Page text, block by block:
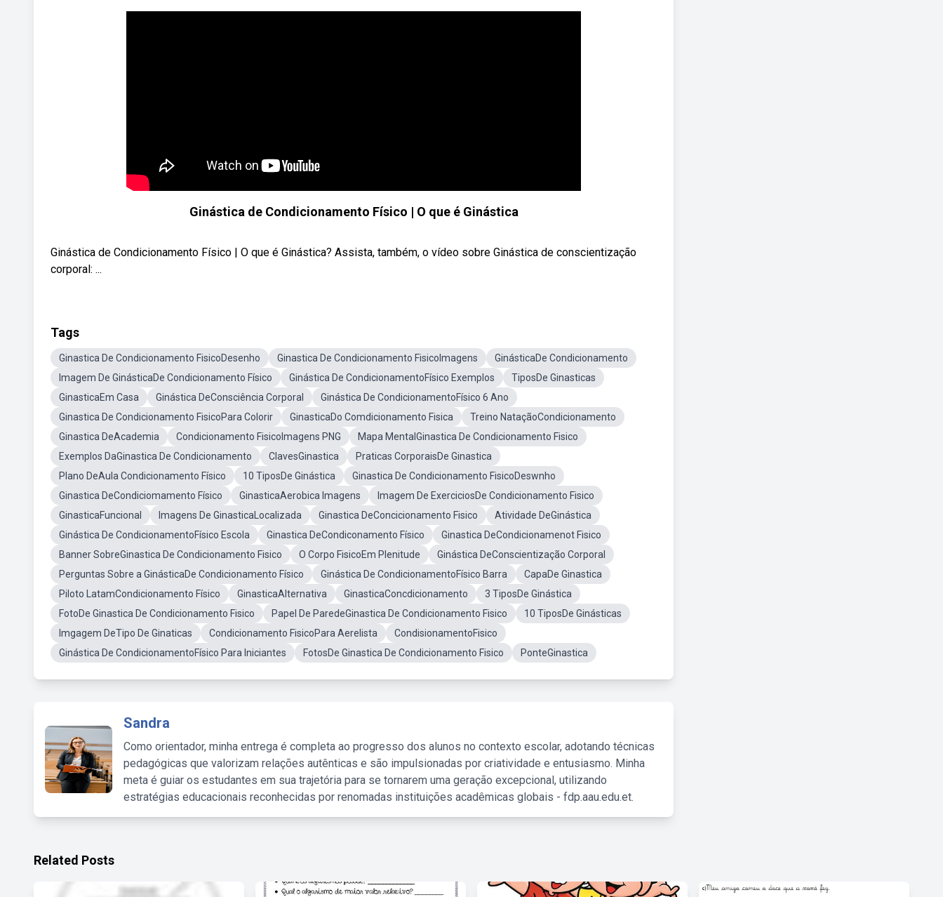
Ginástica de Condicionamento Físico | O que é Ginástica
Ginástica de Condicionamento Físico | O que é Ginástica? Assista, também, o vídeo sobre Ginástica de conscientização
corporal: ...
Tags
Ginastica De Condicionamento FisicoDesenho Ginastica De Condicionamento FisicoImagens
GinásticaDe Condicionamento
Imagem De GinásticaDe Condicionamento Físico
Ginástica De CondicionamentoFísico Exemplos
TiposDe Ginasticas
GinasticaEm Casa
Ginástica DeConsciência Corporal
Ginástica De CondicionamentoFísico 6 Ano
Ginastica De Condicionamento FisicoPara Colorir
GinasticaDo Comdicionamento Fisica
Treino NataçãoCondicionamento
Ginastica DeAcademia
Condicionamento FisicoImagens PNG
Mapa MentalGinastica De Condicionamento Fisico
Exemplos DaGinastica De Condicionamento
ClavesGinastica
Praticas CorporaisDe Ginastica
Plano DeAula Condicionamento Físico
10 TiposDe Ginástica
Ginastica De Condicionamento FisicoDeswnho
Ginastica DeCondiciomamento Físico
GinasticaAerobica Imagens
Imagem De ExerciciosDe Condicionamento Fisico
GinasticaFuncional
Imagens De GinasticaLocalizada Ginastica DeConcicionamento Fisico
Atividade DeGinástica
Ginástica De CondicionamentoFísico Escola
Ginastica DeCondiconamento Físico
Ginastica DeCondicionamenot Fisico
Banner SobreGinastica De Condicionamento Fisico
O Corpo FisicoEm Plenitude
Ginástica DeConscientização Corporal
Perguntas Sobre a GinásticaDe Condicionamento Físico
Ginástica De CondicionamentoFísico Barra
CapaDe Ginastica
Piloto LatamCondicionamento Físico
GinasticaAlternativa GinasticaConcdicionamento
3 TiposDe Ginástica
FotoDe Ginastica De Condicionamento Fisico
Papel De ParedeGinastica De Condicionamento Fisico
10 TiposDe Ginásticas
Imgagem DeTipo De Ginaticas
Condicionamento FisicoPara Aerelista
CondisionamentoFisico
Ginástica De CondicionamentoFísico Para Iniciantes
FotosDe Ginastica De Condicionamento Fisico PonteGinastica
Sandra
Como orientador, minha entrega é completa ao progresso dos alunos no contexto escolar, adotando técnicas
pedagógicas que valorizam relações autênticas e são impulsionadas por criatividade e entusiasmo. Minha
meta é guiar os estudantes em sua trajetória para se tornarem uma geração excepcional, utilizando
estratégias educacionais reconhecidas por renomadas instituições acadêmicas globais - fdp.aau.edu.et.
Related Posts